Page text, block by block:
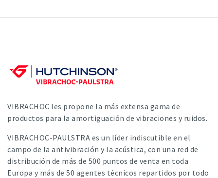
VIBRACHOC les propone la más extensa gama de
productos para la amortiguación de vibraciones y ruidos.
VIBRACHOC-PAULSTRA es un líder indiscutible en el
campo de la antivibración y la acústica, con una red de
distribución de más de 500 puntos de venta en toda
Europa y más de 50 agentes técnicos repartidos por todo